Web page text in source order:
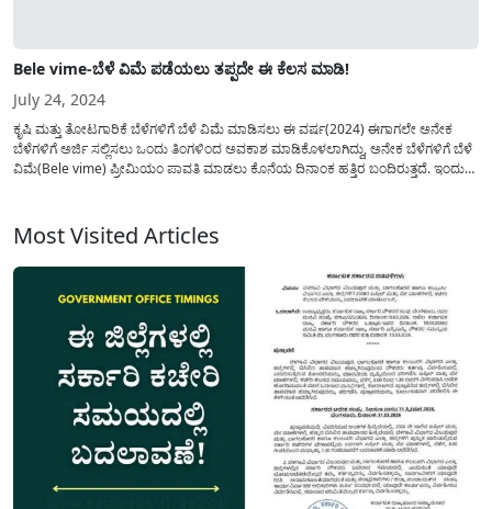
Bele vime-ಬೆಳೆ ವಿಮೆ ಪಡೆಯಲು ತಪ್ಪದೇ ಈ ಕೆಲಸ ಮಾಡಿ!
July 24, 2024
ಕೃಷಿ ಮತ್ತು ತೋಟಗಾರಿಕೆ ಬೆಳೆಗಳಿಗೆ ಬೆಳೆ ವಿಮೆ ಮಾಡಿಸಲು ಈ ವರ್ಷ(2024) ಈಗಾಗಲೇ ಅನೇಕ
ಬೆಳೆಗಳಿಗೆ ಅರ್ಜಿ ಸಲ್ಲಿಸಲು ಒಂದು ತಿಂಗಳಿಂದ ಅವಕಾಶ ಮಾಡಿಕೊಳಲಾಗಿದ್ದು, ಅನೇಕ ಬೆಳೆಗಳಿಗೆ ಬೆಳೆ
ವಿಮೆ(Bele vime) ಪ್ರೀಮಿಯಂ ಪಾವತಿ ಮಾಡಲು ಕೊನೆಯ ದಿನಾಂಕ ಹತ್ತಿರ ಬಂದಿರುತ್ತದೆ. ಇಂದು
Most Visited Articles